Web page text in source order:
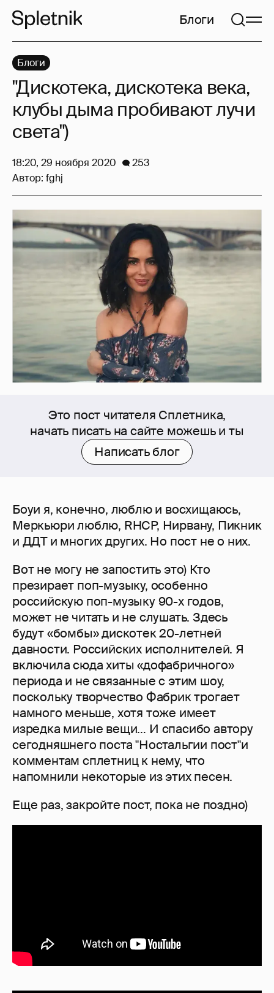
Блоги
Это пост читателя Сплетника,
начать писать на сайте можешь и ты
Написать блог
Боуи я, конечно, люблю и восхищаюсь,
Меркьюри люблю, RHCP, Нирвану, Пикник
и ДДТ и многих других. Но пост не о них.
Вот не могу не запостить это) Кто
презирает поп-музыку, особенно
российскую поп-музыку 90-х годов,
может не читать и не слушать. Здесь
будут «бомбы» дискотек 20-летней
давности. Российских исполнителей. Я
включила сюда хиты «дофабричного»
периода и не связанные с этим шоу,
поскольку творчество Фабрик трогает
намного меньше, хотя тоже имеет
изредка милые вещи… И спасибо автору
сегодняшнего поста "Ностальгии пост"и
комментам сплетниц к нему, что
напомнили некоторые из этих песен.
Еще раз, закройте пост, пока не поздно)
Блоги
"Дискотека, дискотека века,
клубы дыма пробивают лучи
света")
18:20, 29 ноября 2020
253
Автор: fghj